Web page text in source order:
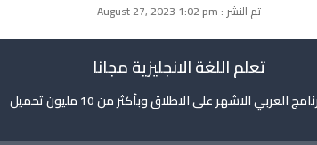
تم النشر : August 27, 2023 1:02 pm
تعلم اللغة الانجليزية مجانا
العربي الاشهر على الاطلاق وبأكثر من 10 مليون تحميل